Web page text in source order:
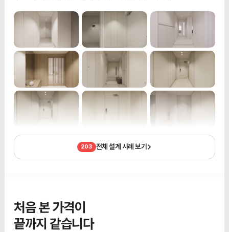
203 전체 설계 사례 보기
처음 본 가격이
끝까지 같습니다